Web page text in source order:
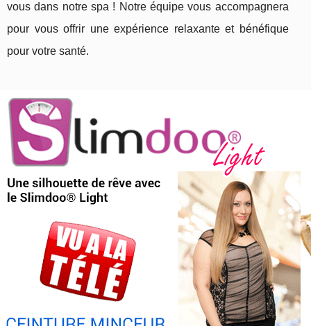
vous dans notre spa ! Notre équipe vous accompagnera
pour vous offrir une expérience relaxante et bénéfique
pour votre santé.